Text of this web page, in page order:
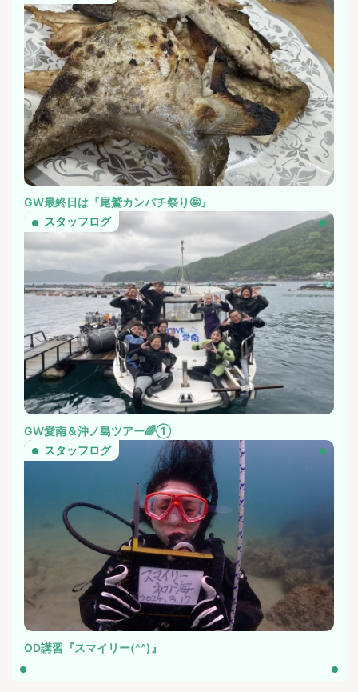
GW最終日は『尾鷲カンパチ祭り🤩』
スタッフログ
GW愛南＆沖ノ島ツアー🌈①
スタッフログ
OD講習『スマイリー(^^)』